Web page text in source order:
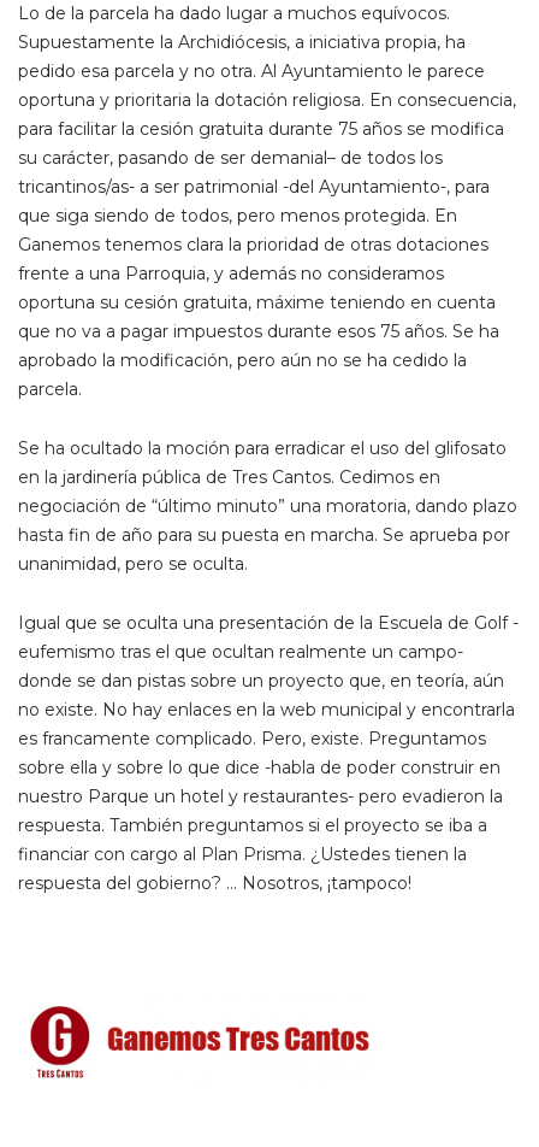
Lo de la parcela ha dado lugar a muchos equívocos.
Supuestamente la Archidiócesis, a iniciativa propia, ha
pedido esa parcela y no otra. Al Ayuntamiento le parece
oportuna y prioritaria la dotación religiosa. En consecuencia,
para facilitar la cesión gratuita durante 75 años se modifica
su carácter, pasando de ser demanial– de todos los
tricantinos/as- a ser patrimonial -del Ayuntamiento-, para
que siga siendo de todos, pero menos protegida. En
Ganemos tenemos clara la prioridad de otras dotaciones
frente a una Parroquia, y además no consideramos
oportuna su cesión gratuita, máxime teniendo en cuenta
que no va a pagar impuestos durante esos 75 años. Se ha
aprobado la modificación, pero aún no se ha cedido la
parcela.
Se ha ocultado la moción para erradicar el uso del glifosato
en la jardinería pública de Tres Cantos. Cedimos en
negociación de “último minuto” una moratoria, dando plazo
hasta fin de año para su puesta en marcha. Se aprueba por
unanimidad, pero se oculta.
Igual que se oculta una presentación de la Escuela de Golf -
eufemismo tras el que ocultan realmente un campo-
donde se dan pistas sobre un proyecto que, en teoría, aún
no existe. No hay enlaces en la web municipal y encontrarla
es francamente complicado. Pero, existe. Preguntamos
sobre ella y sobre lo que dice -habla de poder construir en
nuestro Parque un hotel y restaurantes- pero evadieron la
respuesta. También preguntamos si el proyecto se iba a
financiar con cargo al Plan Prisma. ¿Ustedes tienen la
respuesta del gobierno? … Nosotros, ¡tampoco!